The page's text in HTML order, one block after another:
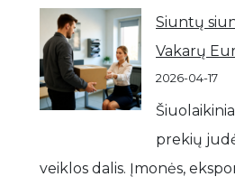
Siuntų
Vakarų
2026-04-17
prekių
veiklos dalis. Įmonės,